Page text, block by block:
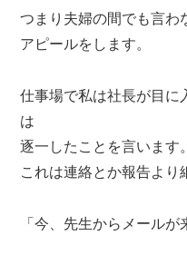
つまり夫婦の間でも言わ
アピールをします。
仕事場で私は社長が目に
は
逐一したことを言います。
これは連絡とか報告より
「今、先生からメール